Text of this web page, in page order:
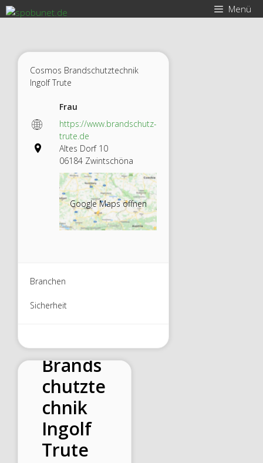
Zum
Inhalt
Menü
Cosmos Brandschutztechnik
Ingolf Trute
Frau
https://www.brandschutz-
trute.de
Altes Dorf 10
06184 Zwintschöna
Google Maps öffnen
Branchen
Sicherheit
s
Brands
chutzte
chnik
Ingolf
Trute